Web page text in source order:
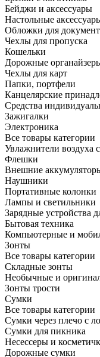
Бейджи и аксессуары
Настольные
Обложки для
Чехлы для пропуска
Кошельки
Дорожные
Чехлы для карт
Папки, портфели
Канцелярские
Средства
Зажигалки
Электроника
Все товары категории
Увлажнители воздуха
Флешки
Внешние
Наушники
Портативные колонки
Лампы и светильники
Зарядные устройства
Бытовая техника
Компьютерные и
Зонты
Все товары категории
Складные зонты
Необычные и
Зонты трости
Сумки
Все товары категории
Сумки через плечо с
Сумки для пикника
Несессеры и
Дорожные сумки